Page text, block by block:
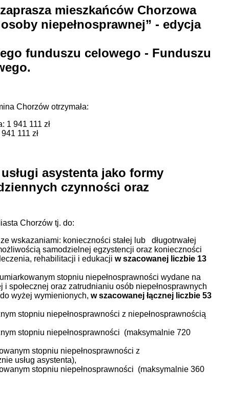
mieszkańców Chorzowa
niepełnosprawnej” - edycja
funduszu celowego - Funduszu
Chorzów otrzymała:
1 941 111 zł
111 zł
asystenta jako formy
czynności oraz
Chorzów tj. do:
wskazaniami: konieczności stałej lub długotrwałej
samodzielnej egzystencji oraz konieczności
rehabilitacji i edukacji w szacowanej liczbie 13
stopniu niepełnosprawności wydane na
społecznej oraz zatrudnianiu osób niepełnosprawnych
wyżej wymienionych, w szacowanej łącznej liczbie 53
stopniu niepełnosprawności z niepełnosprawnością
stopniu niepełnosprawności (maksymalnie 720
stopniu niepełnosprawności z
usług asystenta),
stopniu niepełnosprawności (maksymalnie 360